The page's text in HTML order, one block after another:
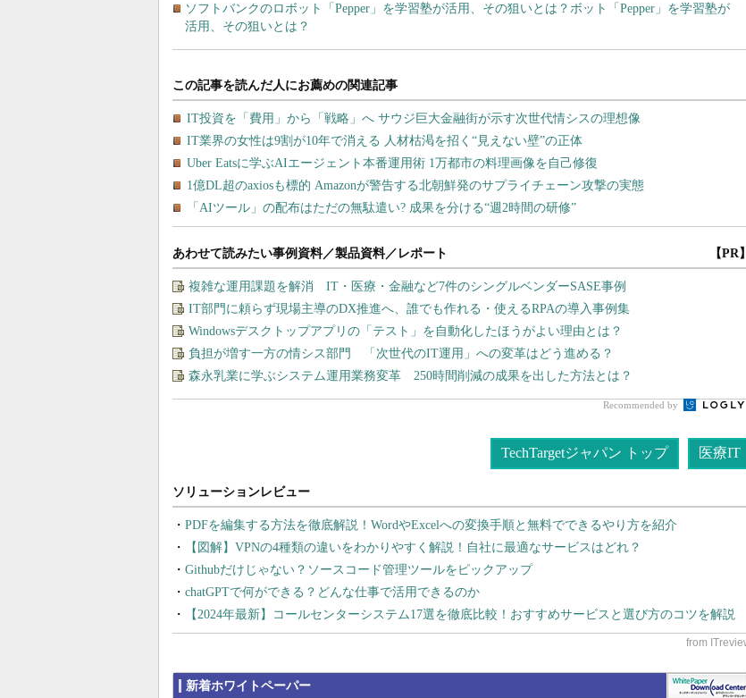
ソフトバンクのロボット「Pepper」を学習塾が活用、その狙いとは？ボット「Pepper」を学習塾が
活用、その狙いとは？
あわせて読みたい事例資料／製品資料／レポート 【PR】
複雑な運用課題を解消 IT・医療・金融など7件のシングルベンダーSASE事例
IT部門に頼らず現場主導のDX推進へ、誰でも作れる・使えるRPAの導入事例集
Windowsデスクトップアプリの「テスト」を自動化したほうがよい理由とは？
負担が増す一方の情シス部門 「次世代のIT運用」への変革はどう進める？
森永乳業に学ぶシステム運用業務変革 250時間削減の成果を出した方法とは？
Recommended by
TechTargetジャパン トップ 医療IT
PDFを編集する方法を徹底解説！WordやExcelへの変換手順と無料でできるやり方を紹介
【図解】VPNの4種類の違いをわかりやすく解説！自社に最適なサービスはどれ？
Githubだけじゃない？ソースコード管理ツールをピックアップ
chatGPTで何ができる？どんな仕事で活用できるのか
【2024年最新】コールセンターシステム17選を徹底比較！おすすめサービスと選び方のコツを解説
新着ホワイトペーパー